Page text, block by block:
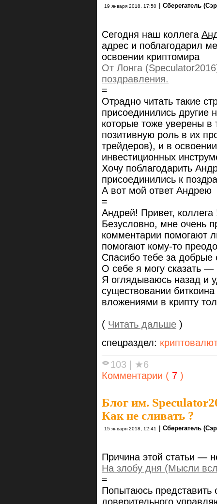
19 января 2018, 17:50 Сберегатель
Сегодня наш коллега
адрес и поблагодарил
освоении криптомира
От Лонга
поздравления.
=
Отрадно читать такие
присоединились другие
которые тоже уверены в
позитивную роль в их
трейдеров), и в
инвестиционных
Хочу поблагодарить
присоединились к
А вот мой ответ Андрею
=
Андрей! Привет, коллега
Безусловно, мне очень
комментарии помогают
помогают кому-то
Спасибо тебе за добрые
О себе я могу сказать —
Я оглядываюсь назад и
существовании
вложениями в крипту
( Читать дальше )
спецраздел:
103
★6
Комментарии ( 7 )
Блог им.
Как не сливать ?
15 января 2018, 12:41 Сберегатель
Причина этой статьи —
На злобу дня (Мысли
=
Попытаюсь представить
доверительного